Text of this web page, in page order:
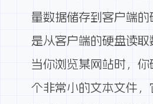
量数据储存到客户端的
是从客户端的硬盘读
当你浏览某网站时，
个非常小的文本文件，